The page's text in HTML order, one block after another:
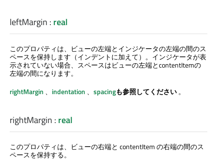
leftMargin : real
このプロパティは、ビューの左端とインジケータの左端の間のス
ペースを保持します（インデントに加えて）。インジケータが表
示されていない場合、スペースはビューの左端とcontentItemの
左端の間になります。
rightMargin 、 indentation 、 spacingも参照してください。
rightMargin : real
このプロパティは、ビューの右端と contentItem の右端の間のス
ペースを保持する。